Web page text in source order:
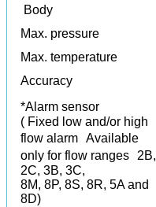
Body
Max. pressure
Max. temperature
Accuracy
*Alarm sensor
( Fixed low and/or high
flow alarm Available
only for flow ranges 2B,
2C, 3B, 3C,
8M, 8P, 8S, 8R, 5A and
8D)